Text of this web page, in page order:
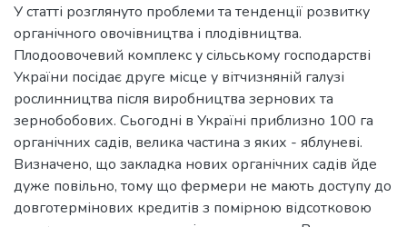
У статті розглянуто проблеми та тенденції розвитку
органічного овочівництва і плодівництва.
Плодоовочевий комплекс у сільському господарстві
України посідає друге місце у вітчизняній галузі
рослинництва після виробництва зернових та
зернобобових. Сьогодні в Україні приблизно 100 га
органічних садів, велика частина з яких - яблуневі.
Визначено, що закладка нових органічних садів йде
дуже повільно, тому що фермери не мають доступу до
довготермінових кредитів з помірною відсотковою